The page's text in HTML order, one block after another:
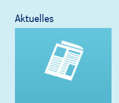
Aktuelles